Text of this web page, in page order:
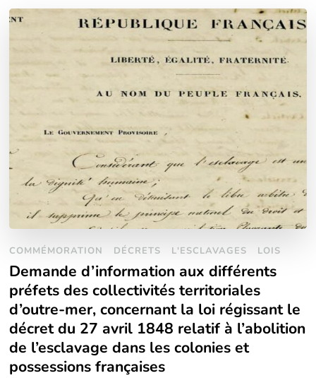
COMMÉMORATION DÉCRETS L'ESCLAVAGES LOIS
Demande d’information aux différents
préfets des collectivités territoriales
d’outre-mer, concernant la loi régissant le
décret du 27 avril 1848 relatif à l’abolition
de l’esclavage dans les colonies et
possessions françaises